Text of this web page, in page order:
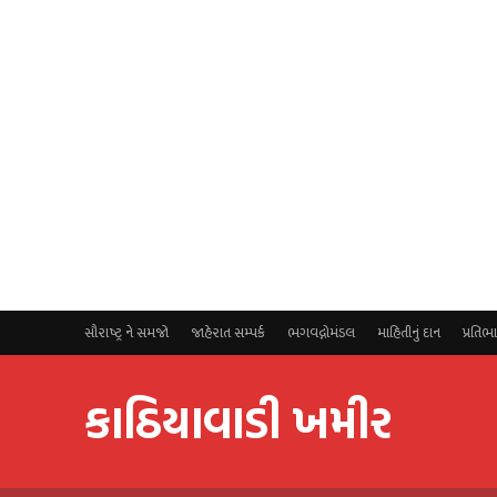
સૌરાષ્ટ્ર ને સમજો જાહેરાત સમ્પર્ક ભગવદ્ગોમંડલ માહિતીનું દાન
કાઠિયાવાડી ખમીર